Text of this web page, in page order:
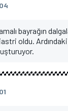
bayrağın
oldu.